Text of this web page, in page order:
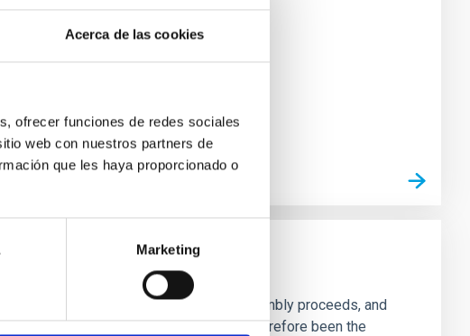
Acerca de las cookies
ofrecer funciones de redes sociales
web con nuestros partners de
que les haya proporcionado o
Marketing
allowing to trace both how galactic assembly proceeds, and
of these past processes and have therefore been the